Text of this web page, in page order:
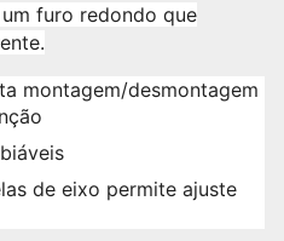
furo redondo que
montagem/desmontagem
de eixo permite ajuste